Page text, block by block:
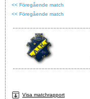
<< Föregående match
<< Föregående match
Visa matchrapport